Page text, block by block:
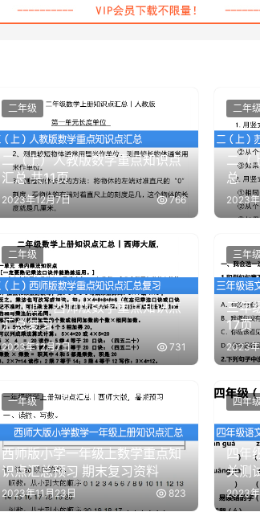
二（上）人教版数学重点知识点
汇总 共11页
2023年12月7日 766
二年级
二（
总
2023
二年级
二（上）西师版数学重点知识点
汇总复习
2023年12月7日 731
二年级
三年
17页
2023
三年级
西师版小学一年级上数学重点知
识点汇总预习 期末复习资料
2023年11月23日 823
一年级
四年
关测
2023
四年